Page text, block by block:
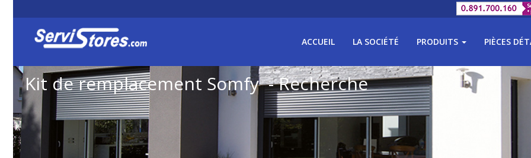
ACCUEIL LA SOCIÉTÉ PRODUITS PIÈCES
Kit de remplacement Somfy - Recherche